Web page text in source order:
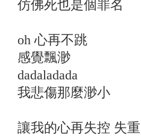
仿佛死也是個罪名
oh 心再不跳
感覺飄渺
dadaladada
我悲傷那麼渺小
讓我的心再失控 失重